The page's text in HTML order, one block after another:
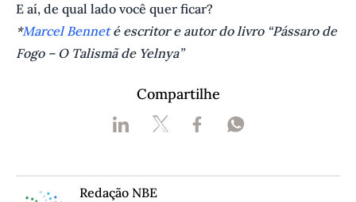
E aí, de qual lado você quer ficar?
*Marcel Benneté escritor e autor do livro “Pássaro de
Fogo – O Talismã de Yelnya”
Compartilhe
Redação NBE